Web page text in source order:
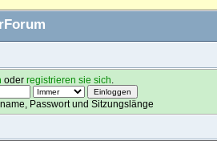
oderregistrieren sie sich
Passwort und Sitzungslänge